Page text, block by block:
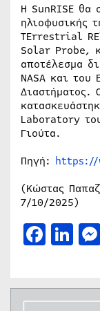
Η SunRISE θα
ηλιοφυσικής
TErrestrial
Solar Probe,
αποτέλεσμα
NASA και του
Διαστήματος.
Laboratory
Γιούτα.
Πηγή: https://
(Κώστας
7/10/2025)